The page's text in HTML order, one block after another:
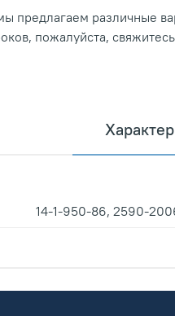
предлагаем различные
пожалуйста,
14-1-950-86, 2590-